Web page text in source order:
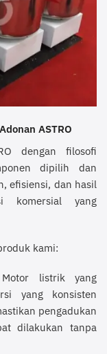
ASTRO
dengan filosofi
dipilih dan
efisiensi, dan hasil
komersial yang
kami:
listrik yang
yang konsisten
pengadukan
dilakukan tanpa